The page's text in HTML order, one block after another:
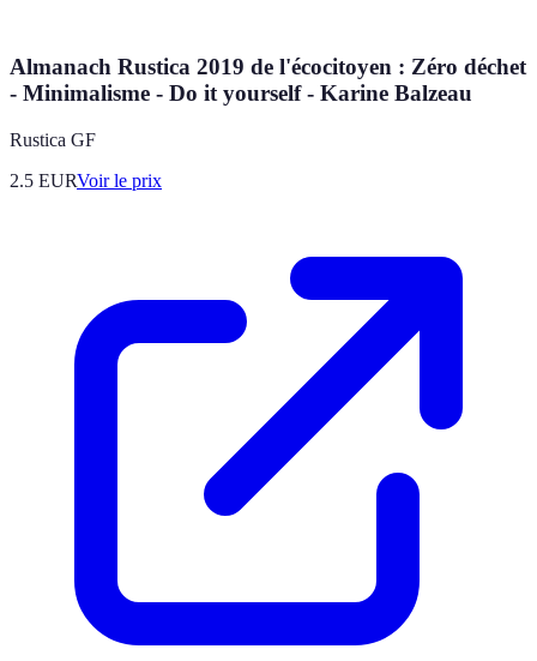
Almanach Rustica 2019 de l'écocitoyen : Zéro déchet
- Minimalisme - Do it yourself - Karine Balzeau
Rustica GF
2.5 EURVoir le prix